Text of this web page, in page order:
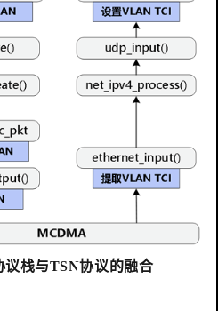
议栈与TSN协议的融合